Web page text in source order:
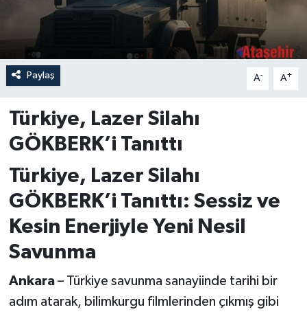
Paylaş A- A+
Türkiye, Lazer Silahı
GÖKBERK’i Tanıttı
Türkiye, Lazer Silahı
GÖKBERK’i Tanıttı: Sessiz ve
Kesin Enerjiyle Yeni Nesil
Savunma
Ankara– Türkiye savunma sanayiinde tarihi bir
adım atarak, bilimkurgu filmlerinden çıkmış gibi